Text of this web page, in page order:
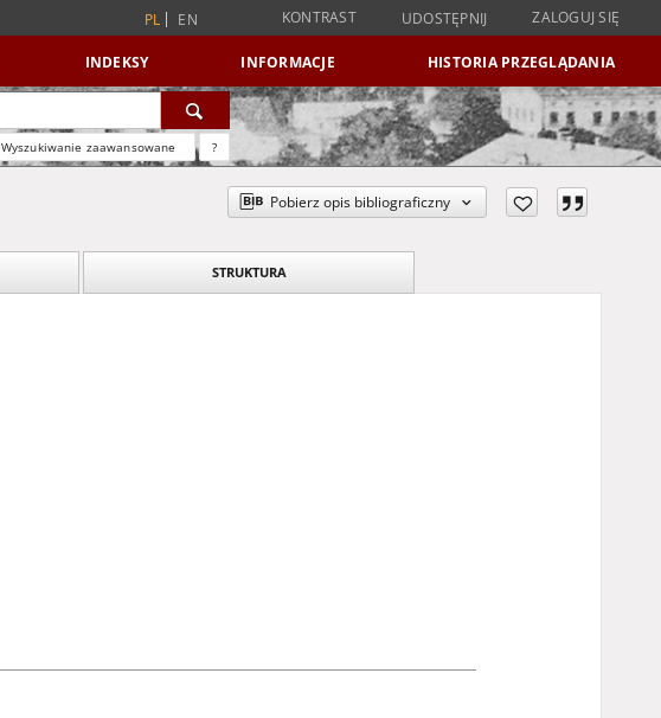
PL EN KONTRAST UDOSTĘPNIJ ZALOGUJ SIĘ
INDEKSY INFORMACJE HISTORIA PRZEGLĄDANIA
Wyszukiwanie zaawansowane ?
Pobierz opis bibliograficzny
STRUKTURA